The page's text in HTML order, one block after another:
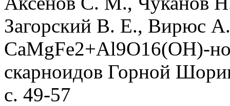
Загорский В. Е., Вирюс
CaMgFe2+Al9O16(OH)-
скарноидов Горной
с. 49-57